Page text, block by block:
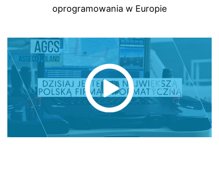
oprogramowania w Europie